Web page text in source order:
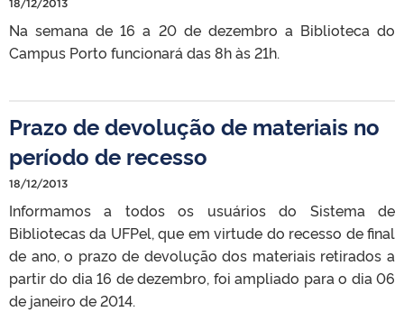
18/12/2013
Na semana de 16 a 20 de dezembro a Biblioteca do
Campus Porto funcionará das 8h às 21h.
Prazo de devolução de materiais no
período de recesso
18/12/2013
Informamos a todos os usuários do Sistema de
Bibliotecas da UFPel, que em virtude do recesso de final
de ano, o prazo de devolução dos materiais retirados a
partir do dia 16 de dezembro, foi ampliado para o dia 06
de janeiro de 2014.